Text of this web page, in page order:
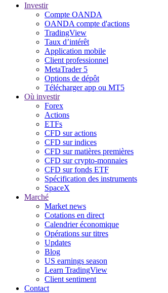
Investir
Compte OANDA
OANDA compte d'actions
TradingView
Taux d’intérêt
Application mobile
Client professionnel
MetaTrader 5
Options de dépôt
Télécharger app ou MT5
Où investir
Forex
Actions
ETFs
CFD sur actions
CFD sur indices
CFD sur matières premières
CFD sur crypto-monnaies
CFD sur fonds ETF
Spécification des instruments
SpaceX
Marché
Market news
Cotations en direct
Calendrier économique
Opérations sur titres
Updates
Blog
US earnings season
Learn TradingView
Client sentiment
Contact